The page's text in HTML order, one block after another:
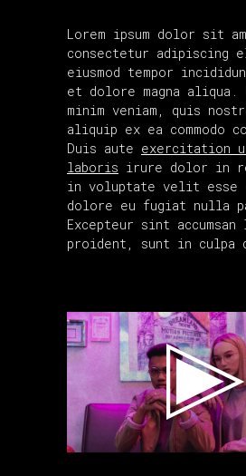
Lorem ipsum dolor sit
consectetur adipiscing
eiusmod tempor
et dolore magna aliqua.
minim veniam, quis
aliquip ex ea commodo
Duis aute exercitation
laboris irure dolor in
in voluptate velit esse
dolore eu fugiat nulla
Excepteur sint accumsan
proident, sunt in culpa